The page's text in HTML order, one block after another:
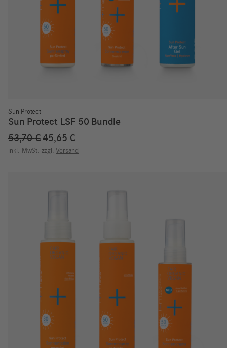
Sun Protect
Sun Protect LSF 50 Bundle
53,70€ Ursprünglicher
Preis
45,65€Aktueller
Preis
inkl. MwSt. zzgl. Versand